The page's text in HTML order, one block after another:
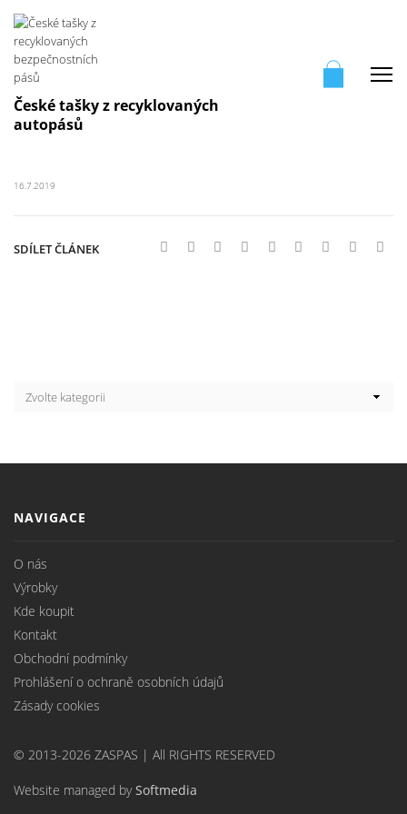
České tašky z recyklovaných
autopásů
16.7.2019
SDÍLET ČLÁNEK
NAVIGACE
O nás
Výrobky
Kde koupit
Kontakt
Obchodní podmínky
Prohlášení o ochraně osobních údajů
Zásady cookies
© 2013-2026 ZASPAS | All RIGHTS RESERVED
Website managed bySoftmedia